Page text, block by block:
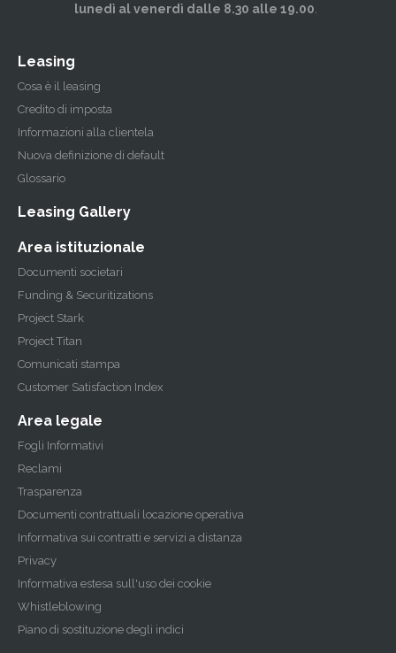
lunedì al venerdì dalle 8.30 alle 19.00
Leasing
Cosa è il leasing
Credito di imposta
Informazioni alla clientela
Nuova definizione di default
Glossario
Leasing Gallery
Area istituzionale
Documenti societari
Funding & Securitizations
Project Stark
Project Titan
Comunicati stampa
Customer Satisfaction Index
Area legale
Fogli Informativi
Reclami
Trasparenza
Documenti contrattuali locazione operativa
Informativa sui contratti e servizi a distanza
Privacy
Informativa estesa sull'uso dei cookie
Whistleblowing
Piano di sostituzione degli indici